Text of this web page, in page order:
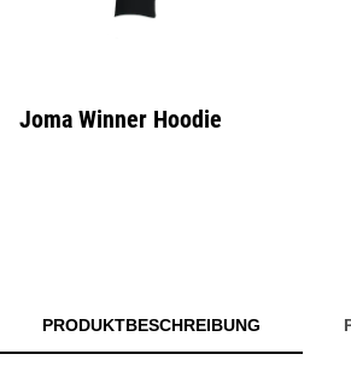
Joma Winner Hoodie
PRODUKTBESCHREIBUNG